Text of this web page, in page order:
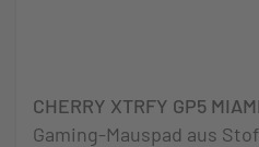
CHERRY XTRFY GP5
Gaming-Mauspad aus